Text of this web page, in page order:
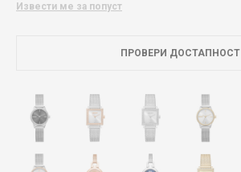
Извести ме за попуст
ПРОВЕРИ ДОСТАПНОСТ